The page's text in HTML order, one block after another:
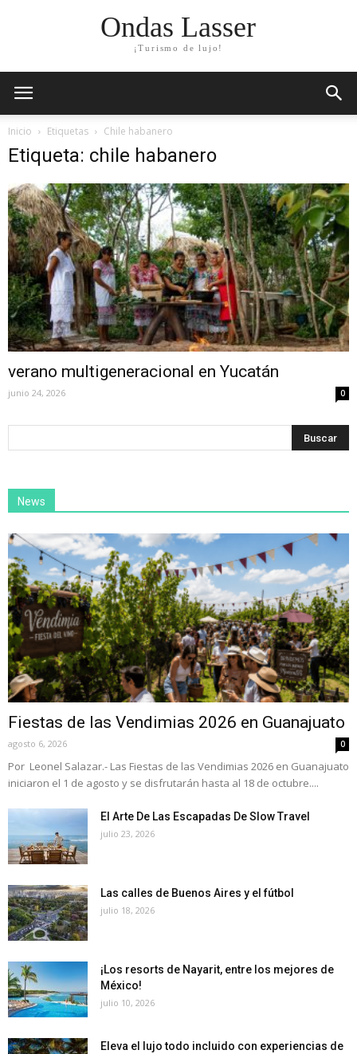
Ondas Lasser
¡Turismo de lujo!
Inicio Etiquetas Chile habanero
Etiqueta: chile habanero
verano multigeneracional en Yucatán
junio 24, 2026 0
News
Fiestas de las Vendimias 2026 en Guanajuato
agosto 6, 2026 0
Por Leonel Salazar.- Las Fiestas de las Vendimias 2026 en Guanajuato
iniciaron el 1 de agosto y se disfrutarán hasta al 18 de octubre....
El Arte De Las Escapadas De Slow Travel
julio 23, 2026
Las calles de Buenos Aires y el fútbol
julio 18, 2026
¡Los resorts de Nayarit, entre los mejores de
México!
julio 10, 2026
Eleva el lujo todo incluido con experiencias de